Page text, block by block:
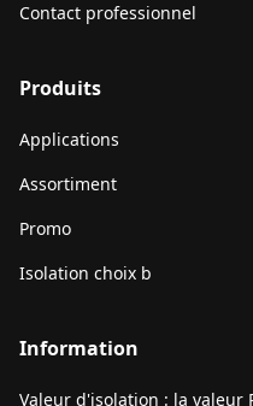
Contact professionnel
Produits
Applications
Assortiment
Promo
Isolation choix b
Information
Valeur d'isolation : la valeur